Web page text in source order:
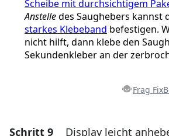
Scheibe mit durchsichtigem
Anstelledes Saughebers kannst
starkes Klebeband befestigen.
nicht hilft, dann klebe den
Sekundenkleber an der
Frag
Einen Kommentar
Schritt 9 Display leicht